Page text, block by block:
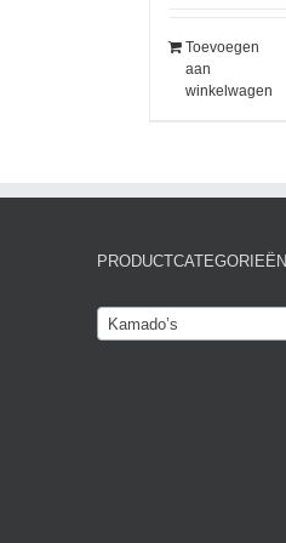
Toevoegen
aan
winkelwagen
PRODUCTCATEGORIEËN
Kamado’s